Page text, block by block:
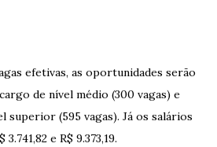
efetivas, as oportunidades serão
de nível médio (300 vagas) e
superior (595 vagas). Já os salários
e R$ 9.373,19.